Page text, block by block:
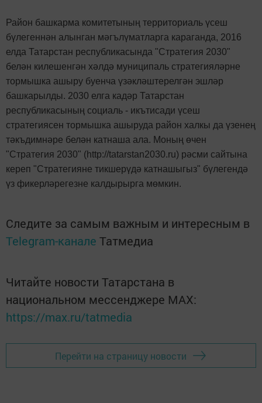
Район башкарма комитетының территориаль үсеш
бүлегеннән алынган мәгълүматларга караганда, 2016
елда Татарстан республикасында "Стратегия 2030"
белән килешенгән хәлдә муниципаль стратегияләрне
тормышка ашыру буенча үзәкләштерелгән эшләр
башкарылды. 2030 елга кадәр Татарстан
республикасының социаль - икътисади үсеш
стратегиясен тормышка ашыруда район халкы да үзенең
тәкъдимнәре белән катнаша ала. Моның өчен
"Стратегия 2030" (http://tatarstan2030.ru) рәсми сайтына
кереп "Стратегияне тикшерүдә катнашыгыз" бүлегендә
үз фикерләрегезне калдырырга мөмкин.
Следите за самым важным и интересным в
Telegram-канале Татмедиа
Читайте новости Татарстана в
национальном мессенджере MАХ:
https://max.ru/tatmedia
Перейти на страницу новости